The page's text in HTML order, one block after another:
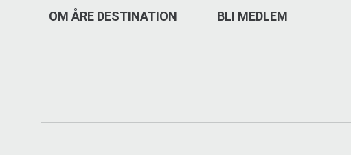
OM ÅRE DESTINATION BLI MEDLEM